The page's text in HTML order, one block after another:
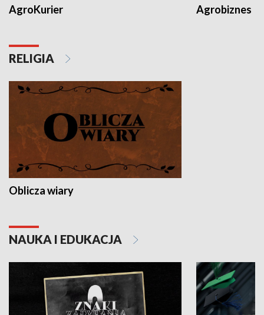
AgroKurier Agrobiznes
RELIGIA
Oblicza wiary
NAUKA I EDUKACJA